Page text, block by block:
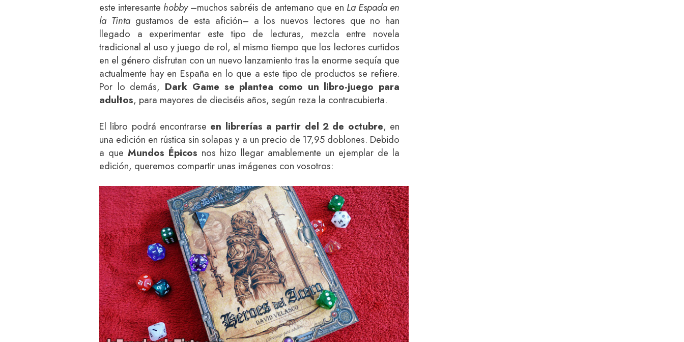
este interesante hobby–muchos sabréis de antemano que en La Espada en
la Tintagustamos de esta afición– a los nuevos lectores que no han
llegado a experimentar este tipo de lecturas, mezcla entre novela
tradicional al uso y juego de rol, al mismo tiempo que los lectores curtidos
en el género disfrutan con un nuevo lanzamiento tras la enorme sequía que
actualmente hay en España en lo que a este tipo de productos se refiere.
Por lo demás, Dark Game se plantea como un libro-juego para
adultos, para mayores de dieciséis años, según reza la contracubierta.
El libro podrá encontrarse en librerías a partir del 2 de octubre, en
una edición en rústica sin solapas y a un precio de 17,95 doblones. Debido
a que Mundos Épicos nos hizo llegar amablemente un ejemplar de la
edición, queremos compartir unas imágenes con vosotros: